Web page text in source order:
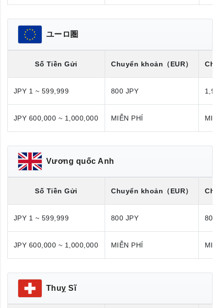
ユーロ圏
Số Tiền Gửi Chuyển khoản （EUR）
JPY 1 ~ 599,999 800 JPY
JPY 600,000 ~ 1,000,000 MIỄN PHÍ
Vương quốc Anh
Số Tiền Gửi Chuyển khoản （EUR）
JPY 1 ~ 599,999 800 JPY 800
JPY 600,000 ~ 1,000,000 MIỄN PHÍ
Thuỵ Sĩ